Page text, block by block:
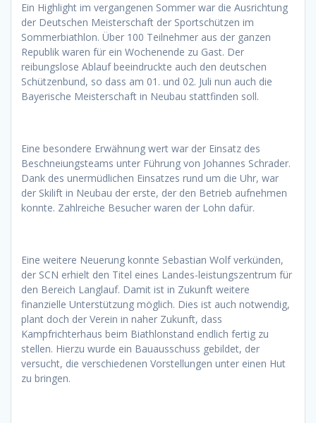
Ein Highlight im vergangenen Sommer war die Ausrichtung
der Deutschen Meisterschaft der Sportschützen im
Sommerbiathlon. Über 100 Teilnehmer aus der ganzen
Republik waren für ein Wochenende zu Gast. Der
reibungslose Ablauf beeindruckte auch den deutschen
Schützenbund, so dass am 01. und 02. Juli nun auch die
Bayerische Meisterschaft in Neubau stattfinden soll.
Eine besondere Erwähnung wert war der Einsatz des
Beschneiungsteams unter Führung von Johannes Schrader.
Dank des unermüdlichen Einsatzes rund um die Uhr, war
der Skilift in Neubau der erste, der den Betrieb aufnehmen
konnte. Zahlreiche Besucher waren der Lohn dafür.
Eine weitere Neuerung konnte Sebastian Wolf verkünden,
der SCN erhielt den Titel eines Landes-leistungszentrum für
den Bereich Langlauf. Damit ist in Zukunft weitere
finanzielle Unterstützung möglich. Dies ist auch notwendig,
plant doch der Verein in naher Zukunft, dass
Kampfrichterhaus beim Biathlonstand endlich fertig zu
stellen. Hierzu wurde ein Bauausschuss gebildet, der
versucht, die verschiedenen Vorstellungen unter einen Hut
zu bringen.